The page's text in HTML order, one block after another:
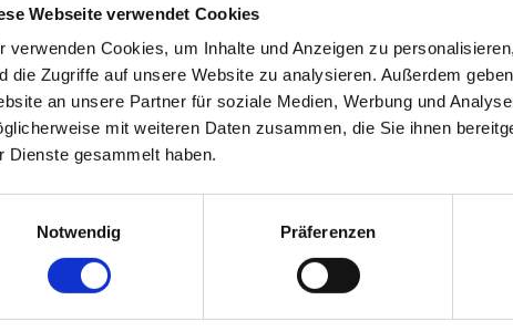
Webseite verwendet Cookies
verwenden Cookies, um Inhalte und Anzeigen zu
die Zugriffe auf unsere Website zu analysieren. Außerdem
an unsere Partner für soziale Medien, Werbung und
mit weiteren Daten zusammen, die Sie ihnen
Dienste gesammelt haben.
Notwendig Präferenzen